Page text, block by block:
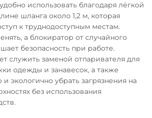
использовать благодаря лёгкой
шланга около 1,2 м, которая
к труднодоступным местам.
а блокиратор от случайного
безопасность при работе.
служить заменой отпаривателя для
одежды и занавесок, а также
экологично убрать загрязнения на
без использования